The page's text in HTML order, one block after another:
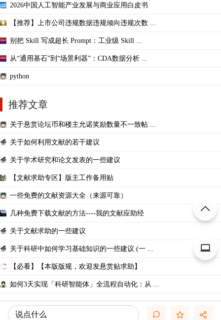
2026中国人工智能产业发展与商业应用白皮书
【推荐】上市公司违规数据违规倾向违规次数 ...
别把 Skill 写成超长 Prompt：工业级 Skill ...
从“通用基石”到“场景利器”：CDA数据分析 ...
python
推荐文章
关于悬赏论坛币和楼主允诺奖励数量不一致帖 ...
关于如何利用文献的若干建议
关于学术研究和论文发表的一些建议
【文献求助专区】版主工作备用贴
一些免费的文献资源大全（来源可靠）
几种免费下载文献的方法----我的文献应助经
关于文献求助的一些建议
关于科研中如何学习基础知识的一些建议 (一 ...
【必看】【本版版规，欢迎发悬赏贴求助】
如何3天实现「科研智能体」全流程自动化：从 ...
说点什么